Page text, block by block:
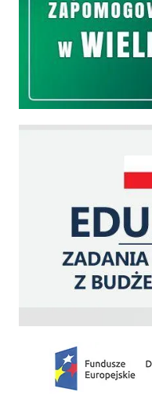
Zakup fabrycznie